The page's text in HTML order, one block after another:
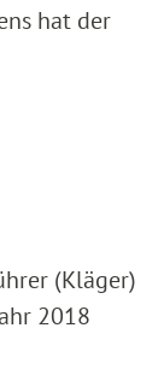
hat der
(Kläger)
2018